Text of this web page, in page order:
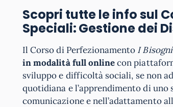
Scopri tutte le info sul
Speciali: Gestione dei
Il Corso di Perfezionamento I
in modalità full onlinecon
sviluppo e difficoltà sociali, se non
quotidiana e l’apprendimento di
comunicazione e nell’adattamento